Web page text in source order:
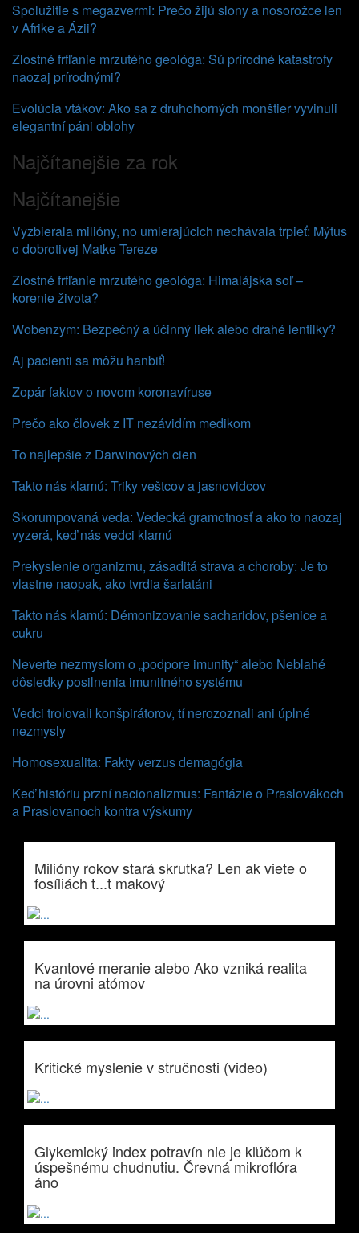
Spolužitie s megazvermi: Prečo žijú slony a nosorožce len
v Afrike a Ázii?
Zlostné frfľanie mrzutého geológa: Sú prírodné katastrofy
naozaj prírodnými?
Evolúcia vtákov: Ako sa z druhohorných monštier vyvinuli
elegantní páni oblohy
Najčítanejšie za rok
Najčítanejšie
Vyzbierala milióny, no umierajúcich nechávala trpieť: Mýtus
o dobrotivej Matke Tereze
Zlostné frfľanie mrzutého geológa: Himalájska soľ –
korenie života?
Wobenzym: Bezpečný a účinný liek alebo drahé lentilky?
Aj pacienti sa môžu hanbiť!
Zopár faktov o novom koronavíruse
Prečo ako človek z IT nezávidím medikom
To najlepšie z Darwinových cien
Takto nás klamú: Triky veštcov a jasnovidcov
Skorumpovaná veda: Vedecká gramotnosť a ako to naozaj
vyzerá, keď nás vedci klamú
Prekyslenie organizmu, zásaditá strava a choroby: Je to
vlastne naopak, ako tvrdia šarlatáni
Takto nás klamú: Démonizovanie sacharidov, pšenice a
cukru
Neverte nezmyslom o „podpore imunity“ alebo Neblahé
dôsledky posilnenia imunitného systému
Vedci trolovali konšpirátorov, tí nerozoznali ani úplné
nezmysly
Homosexualita: Fakty verzus demagógia
Keď históriu przní nacionalizmus: Fantázie o Praslovákoch
a Praslovanoch kontra výskumy
Milióny rokov stará skrutka? Len ak viete o
fosíliách t...t makový
Kvantové meranie alebo Ako vzniká realita
na úrovni atómov
Kritické myslenie v stručnosti (video)
Glykemický index potravín nie je kľúčom k
úspešnému chudnutiu. Črevná mikroflóra
áno